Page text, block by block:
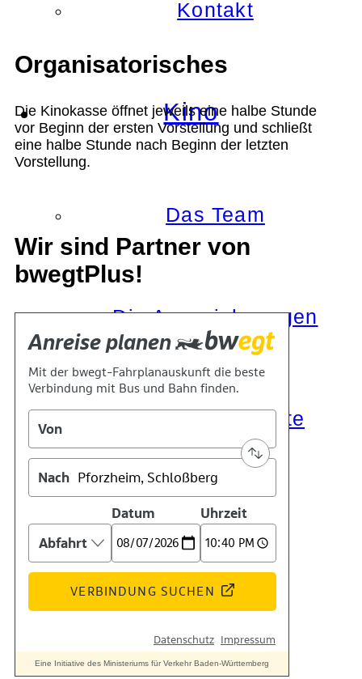
Kontakt
Kino
Das Team
Die Auszeichnungen
Tätigkeitsberichte
Kooperationen
Organisatorisches
Die Kinokasse öffnet jeweils eine halbe Stunde
vor Beginn der ersten Vorstellung und schließt
eine halbe Stunde nach Beginn der letzten
Vorstellung.
Wir sind Partner von
bwegtPlus!